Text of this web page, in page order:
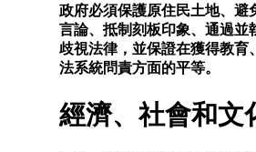
政府必須保護原住民土地、避
言論、抵制刻板印象、通過並
歧視法律，並保證在獲得教育
法系統問責方面的平等。
經濟、社會和文